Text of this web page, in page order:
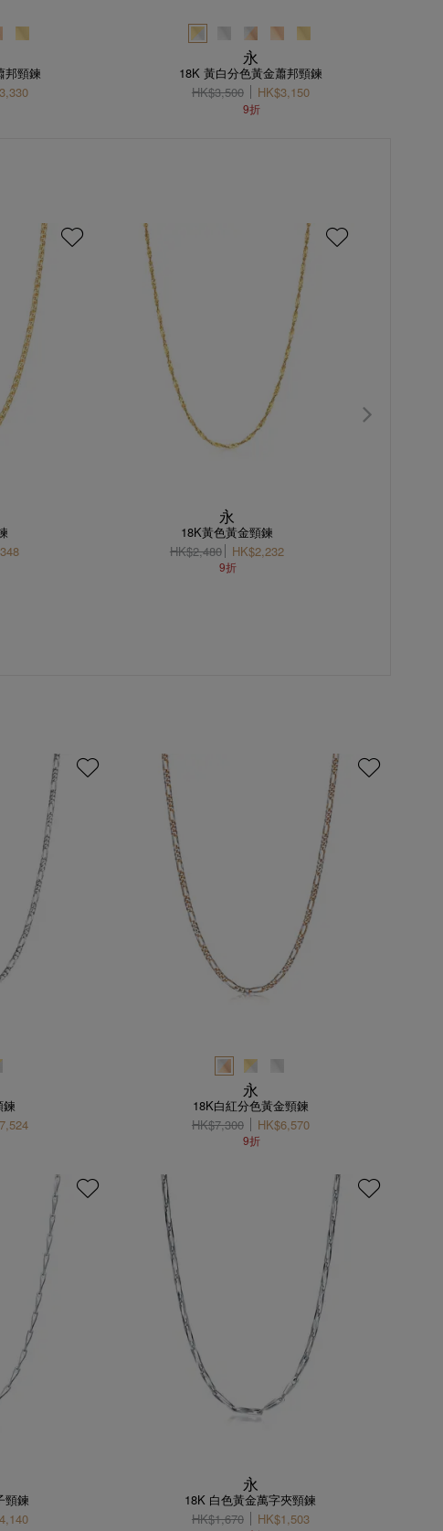
邦頸鍊
永
18K 黃白分色黃金蕭邦頸鍊
HK$3,500
HK$3,150
9折
永
18K黃色黃金頸鍊
HK$2,480
HK$2,232
9折
鍊
永
18K白紅分色黃金頸鍊
HK$7,300
HK$6,570
9折
頸鍊
永
18K 白色黃金萬字夾頸鍊
HK$1,670
HK$1,503